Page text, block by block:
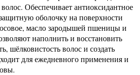
Обеспечивает антиоксидантное
оболочку на поверхности
масло зародышей пшеницы и
наполнить и восстановить
шёлковистость волос и создать
для ежедневного применения и